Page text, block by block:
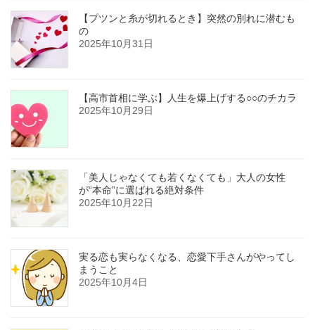
【プツンと糸が切れるとき】突然の別れに潜むも
の
2025年10月31日
【高市首相に学ぶ】人生を爆上げする○○のチカラ
2025年10月29日
「美人じゃなくても若くなくても」大人の女性
が“本命”に選ばれる絶対条件
2025年10月22日
実る恋も実らなくなる、恋愛下手さんがやってし
まうこと
2025年10月4日